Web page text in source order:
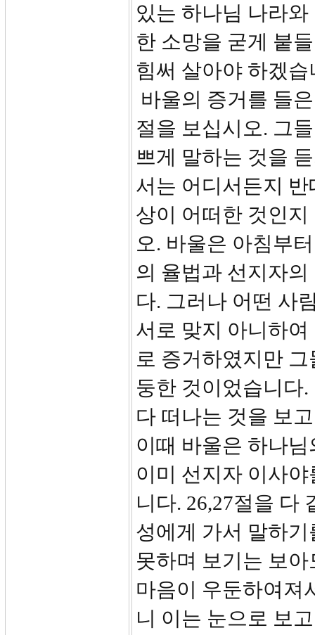
있는 하나님 나라
한 소망을 굳게 붙
힘써 살아야 하겠
바울의 증거를 들
절을 보십시오. 그
쁘게 말하는 것을
서는 어디서든지
상이 어떠한 것인
오. 바울은 아침부
의 율법과 선지자
다. 그러나 어떤 사
서로 맞지 아니하
로 증거하였지만
둥한 것이었습니다
다 떠나는 것을 보
이때 바울은 하나
이미 선지자 이사
니다. 26,27절을 다
성에게 가서 말하
못하며 보기는 보
마음이 우둔하여져
니 이는 눈으로 보